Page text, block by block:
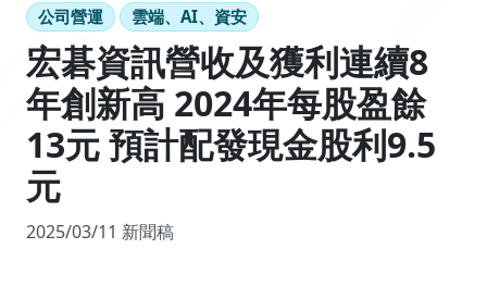
公司營運 雲端、AI、資安
宏碁資訊營收及獲利連續8
年創新高 2024年每股盈餘
13元 預計配發現金股利9.5
元
2025/03/11 新聞稿